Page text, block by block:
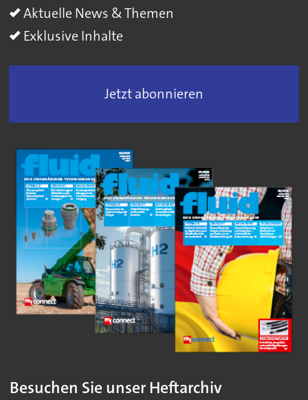
Aktuelle News & Themen
Exklusive Inhalte
Jetzt abonnieren
Besuchen Sie unser Heftarchiv